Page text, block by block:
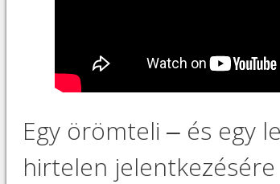
Egy örömteli ‒ és egy
hirtelen jelentkezésére